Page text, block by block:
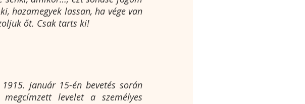
hazamegyek lassan, ha vége van
őt. Csak tarts ki!
január 15-én bevetés során
levelet a személyes